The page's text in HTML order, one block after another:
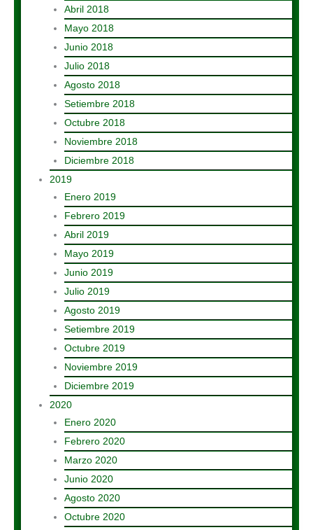
Abril 2018
Mayo 2018
Junio 2018
Julio 2018
Agosto 2018
Setiembre 2018
Octubre 2018
Noviembre 2018
Diciembre 2018
2019
Enero 2019
Febrero 2019
Abril 2019
Mayo 2019
Junio 2019
Julio 2019
Agosto 2019
Setiembre 2019
Octubre 2019
Noviembre 2019
Diciembre 2019
2020
Enero 2020
Febrero 2020
Marzo 2020
Junio 2020
Agosto 2020
Octubre 2020